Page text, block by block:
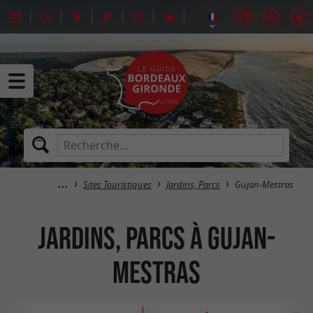
Sites Touristiques Jardins, Parcs Gujan-Mestras
Jardins, Parcs à Gujan-
Mestras